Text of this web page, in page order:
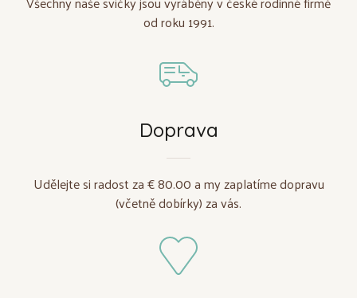
od roku 1991.
Doprava
Udělejte si radost za € 80.00 a my zaplatíme dopravu
(včetně dobírky) za vás.